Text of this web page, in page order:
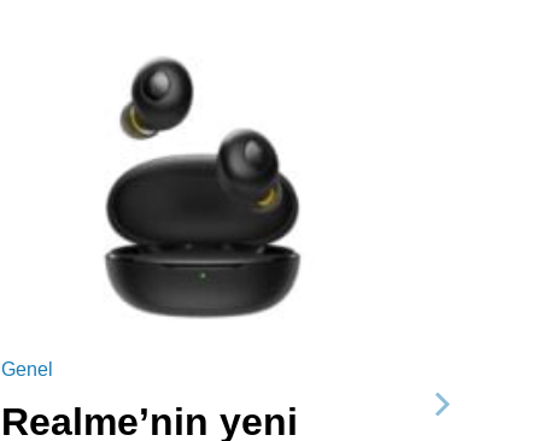
Genel
Realme’nin yeni Sonraki